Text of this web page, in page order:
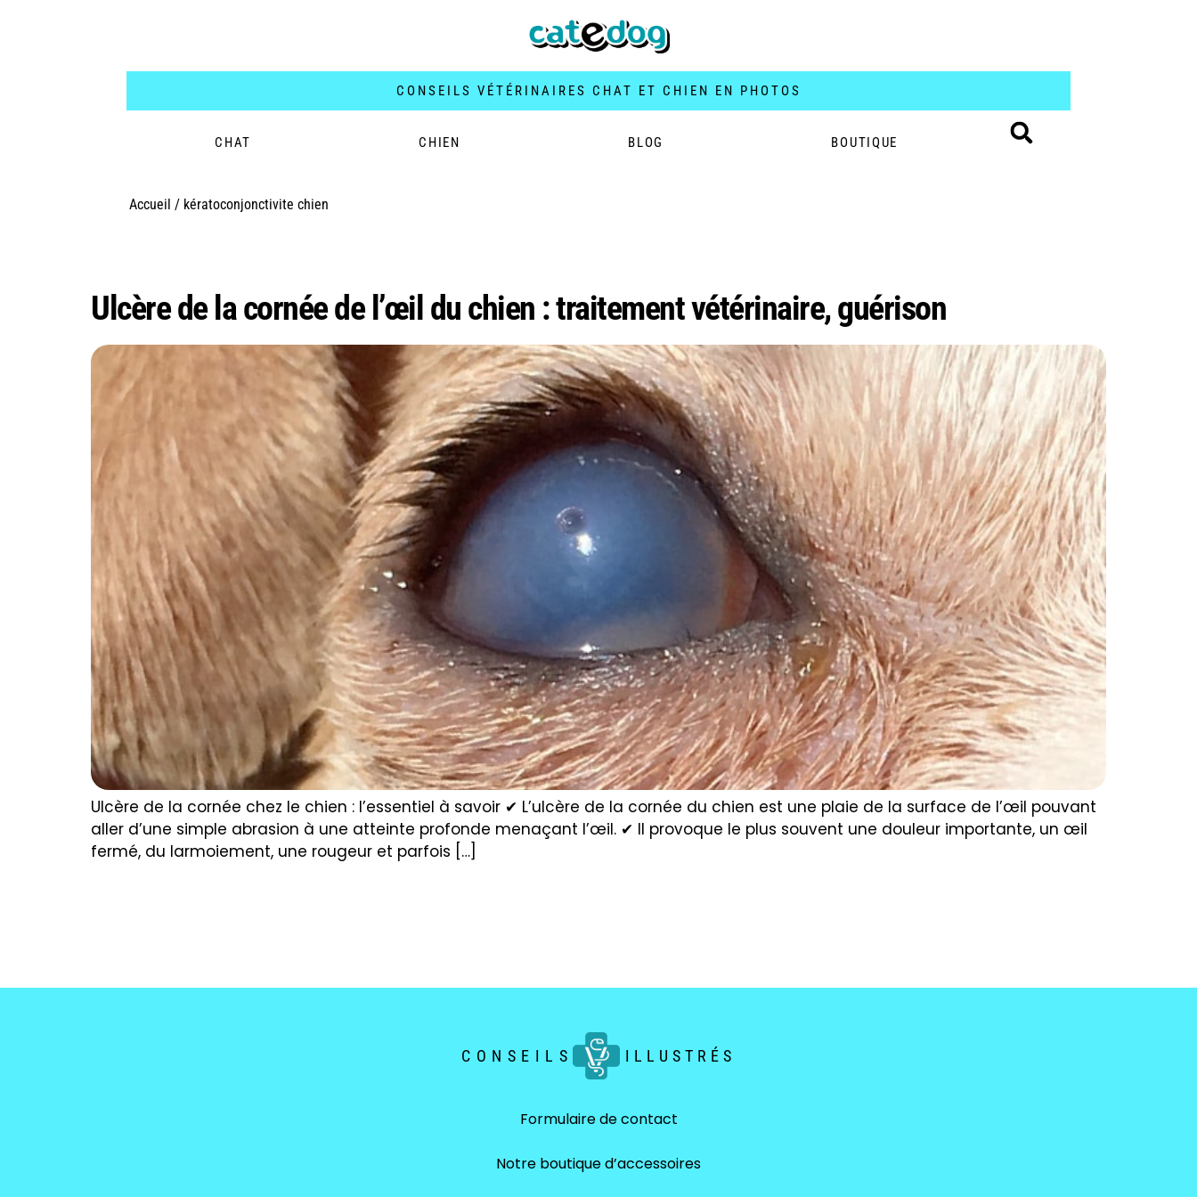
CONSEILS VÉTÉRINAIRES CHAT ET CHIEN EN PHOTOS
CHAT CHIEN BLOG BOUTIQUE
Accueil / kératoconjonctivite chien
Ulcère de la cornée de l’œil du chien : traitement vétérinaire, guérison
Ulcère de la cornée chez le chien : l’essentiel à savoir ✔ L’ulcère de la cornée du chien est une plaie de la surface de l’œil pouvant
aller d’une simple abrasion à une atteinte profonde menaçant l’œil. ✔ Il provoque le plus souvent une douleur importante, un œil
fermé, du larmoiement, une rougeur et parfois […]
CONSEILS ILLUSTRÉS
Formulaire de contact
Notre boutique d’accessoires